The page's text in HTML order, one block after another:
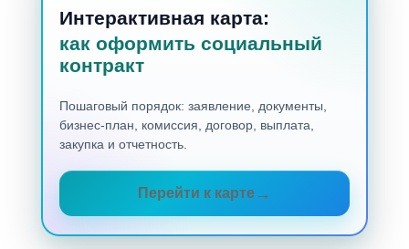
Интерактивная карта:
как оформить социальный
контракт
Пошаговый порядок: заявление, документы,
бизнес-план, комиссия, договор, выплата,
закупка и отчетность.
Перейти к карте